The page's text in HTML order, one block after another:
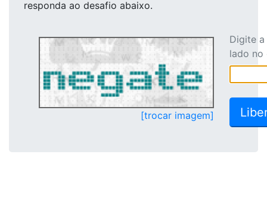
responda ao desafio abaixo.
[trocar imagem]
Digite
lado no